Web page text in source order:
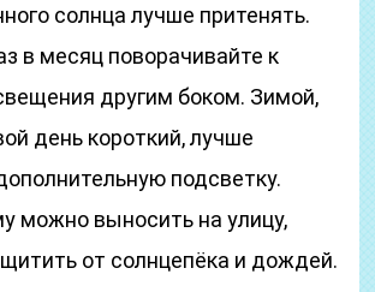
солнца лучше притенять.
в месяц поворачивайте к
другим боком. Зимой,
день короткий, лучше
подсветку.
можно выносить на улицу,
от солнцепёка и дождей.